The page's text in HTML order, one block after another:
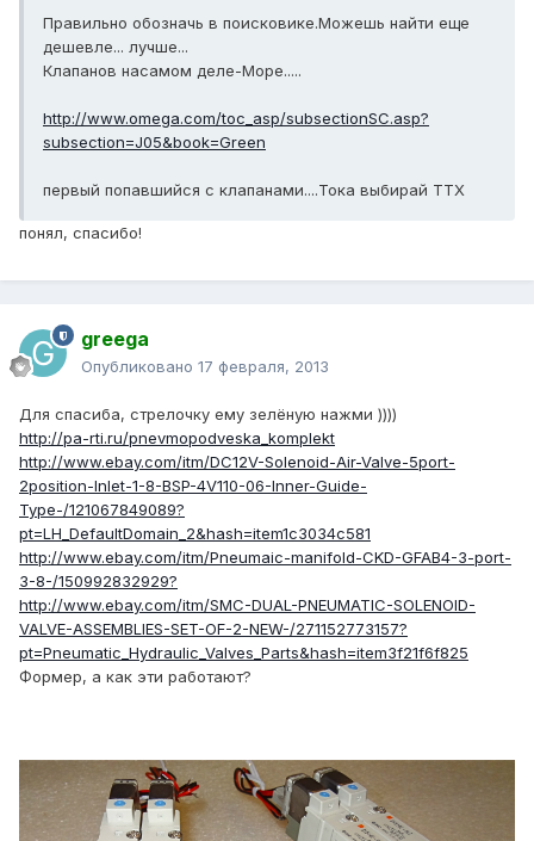
Правильно обозначь в поисковике.Можешь найти еще
дешевле... лучше...
Клапанов насамом деле-Море.....
http://www.omega.com/toc_asp/subsectionSC.asp?
subsection=J05&book=Green
первый попавшийся с клапанами....Тока выбирай ТТХ
понял, спасибо!
greega
Опубликовано 17 февраля, 2013
Для спасиба, стрелочку ему зелёную нажми ))))
http://pa-rti.ru/pnevmopodveska_komplekt
http://www.ebay.com/itm/DC12V-Solenoid-Air-Valve-5port-
2position-Inlet-1-8-BSP-4V110-06-Inner-Guide-
Type-/121067849089?
pt=LH_DefaultDomain_2&hash=item1c3034c581
http://www.ebay.com/itm/Pneumaic-manifold-CKD-GFAB4-3-port-
3-8-/150992832929?
http://www.ebay.com/itm/SMC-DUAL-PNEUMATIC-SOLENOID-
VALVE-ASSEMBLIES-SET-OF-2-NEW-/271152773157?
pt=Pneumatic_Hydraulic_Valves_Parts&hash=item3f21f6f825
Формер, а как эти работают?